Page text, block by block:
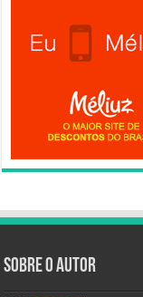
Sobre o autor